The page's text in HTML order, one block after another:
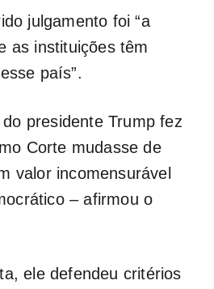
julgamento foi “a
as instituições têm
país”.
presidente Trump fez
Corte mudasse de
valor incomensurável
– afirmou o
ele defendeu critérios